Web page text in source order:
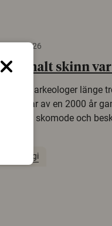
22 juni 2026
Gammalt skinn
Det som arkeologer länge
vara delar av en 2000 år
romerskt skomode och
Arkeologi